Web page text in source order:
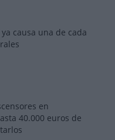
causa una de cada
en
40.000 euros de